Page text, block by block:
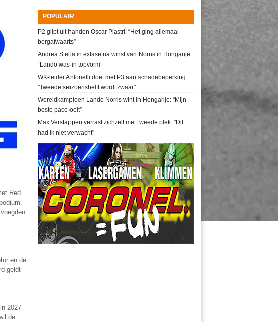
Red
en de
geldt
2027
de
POPULAIR
P2 glipt uit handen Oscar Piastri: “Het ging allemaal
bergafwaarts”
Andrea Stella in extase na winst van Norris in Hongarije:
“Lando was in topvorm”
WK-leider Antonelli doet met P3 aan schadebeperking:
"Tweede seizoenshelft wordt zwaar"
Wereldkampioen Lando Norris wint in Hongarije: “Mijn
beste pace ooit”
Max Verstappen verrast zichzelf met tweede plek: "Dit
had ik niet verwacht"